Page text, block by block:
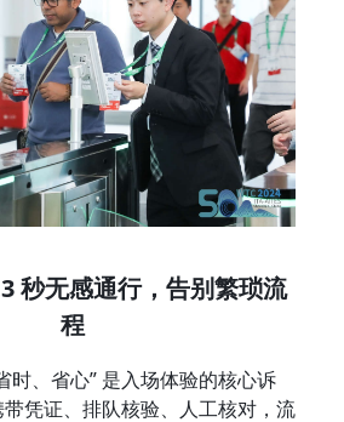
秒无感通行，告别繁琐流
程
时、省心” 是入场体验的核心诉
凭证、排队核验、人工核对，流